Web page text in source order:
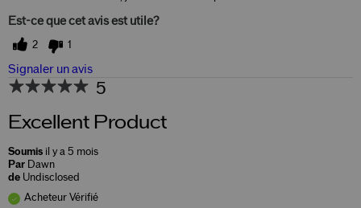
Est-ce que cet avis est utile?
2 1
Signaler un avis
5
Excellent Product
Soumis il y a 5 mois
Par Dawn
de Undisclosed
Acheteur Vérifié